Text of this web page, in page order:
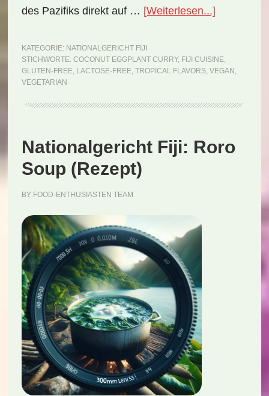
des Pazifiks direkt auf … [Weiterlesen...]
Eggplant
KATEGORIE: NATIONALGERICHT FIJI
STICHWORTE: COCONUT EGGPLANT CURRY, FIJI CUISINE,
GLUTEN-FREE, LACTOSE-FREE, TROPICAL FLAVORS, VEGAN ,
VEGETARIAN
Nationalgericht Fiji: Roro
Soup (Rezept)
BY FOOD-ENTHUSIASTEN TEAM